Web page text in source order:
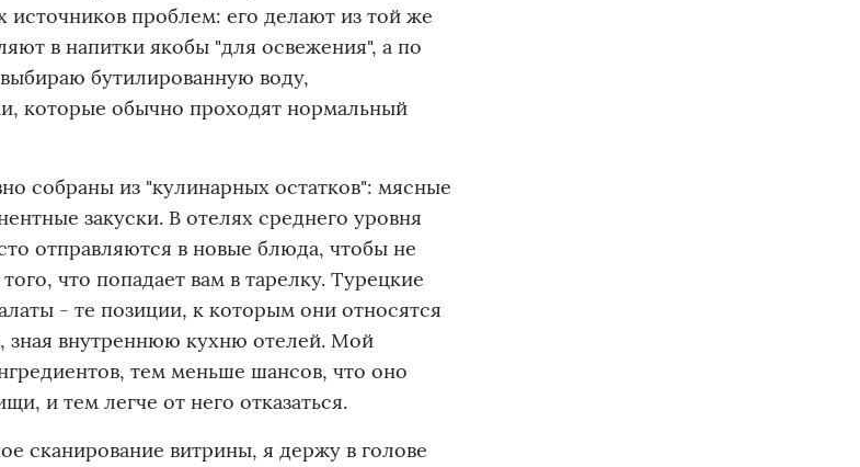
проблем: его делают из той же
в напитки якобы "для освежения", а по
бутилированную воду,
которые обычно проходят нормальный
собраны из "кулинарных остатков": мясные
закуски. В отелях среднего уровня
отправляются в новые блюда, чтобы не
что попадает вам в тарелку. Турецкие
- те позиции, к которым они относятся
зная внутреннюю кухню отелей. Мой
тем меньше шансов, что оно
и тем легче от него отказаться.
сканирование витрины, я держу в голове